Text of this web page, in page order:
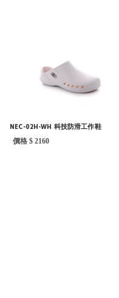
NEC-02H-WH 科技防滑工作鞋
價格 $ 2160